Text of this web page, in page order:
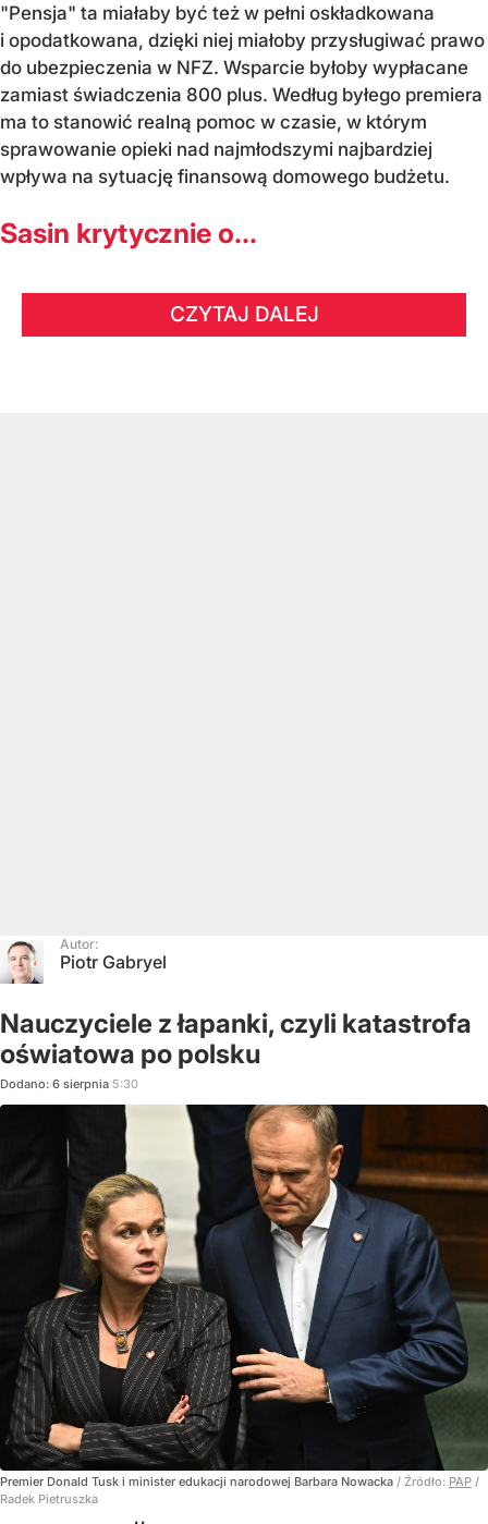
"Pensja" ta miałaby być też w pełni oskładkowana
i opodatkowana, dzięki niej miałoby przysługiwać prawo
do ubezpieczenia w NFZ. Wsparcie byłoby wypłacane
zamiast świadczenia 800 plus. Według byłego premiera
ma to stanowić realną pomoc w czasie, w którym
sprawowanie opieki nad najmłodszymi najbardziej
wpływa na sytuację finansową domowego budżetu.
Sasin krytycznie o...
CZYTAJ DALEJ
Autor:
Piotr Gabryel
Nauczyciele z łapanki, czyli katastrofa
oświatowa po polsku
Dodano: 6 sierpnia 5:30
Premier Donald Tusk i minister edukacji narodowej Barbara Nowacka / Źródło: PAP /
Radek Pietruszka